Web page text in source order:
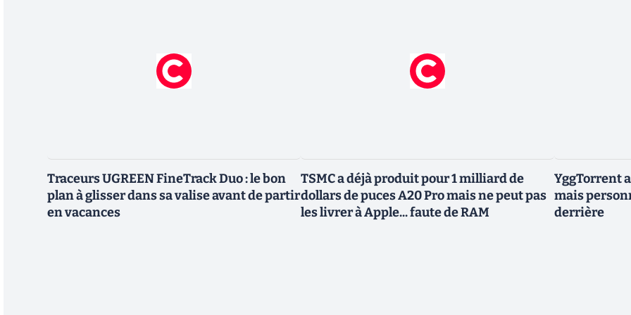
Traceurs UGREEN FineTrack Duo : le bon
plan à glisser dans sa valise avant de partir
en vacances
TSMC a déjà produit pour 1 milliard de
dollars de puces A20 Pro mais ne peut pas
les livrer à Apple... faute de RAM
YggTorrent
mais
derrière